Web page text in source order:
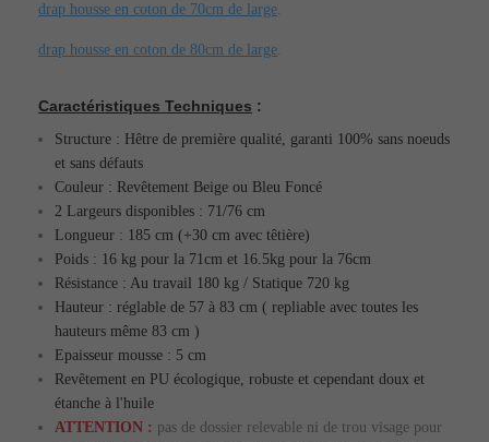
drap housse en coton de 70cm de large.
drap housse en coton de 80cm de large.
Caractéristiques Techniques :
Structure : Hêtre de première qualité, garanti 100% sans noeuds
et sans défauts
Couleur : Revêtement Beige ou Bleu Foncé
2 Largeurs disponibles : 71/76 cm
Longueur : 185 cm (+30 cm avec têtière)
Poids : 16 kg pour la 71cm et 16.5kg pour la 76cm
Résistance : Au travail 180 kg / Statique 720 kg
Hauteur : réglable de 57 à 83 cm ( repliable avec toutes les
hauteurs même 83 cm )
Epaisseur mousse : 5 cm
Revêtement en PU écologique, robuste et cependant doux et
étanche à l'huile
ATTENTION : pas de dossier relevable ni de trou visage pour